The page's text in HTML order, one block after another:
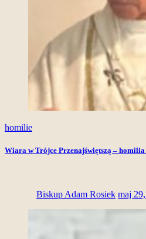
homilie
Wiara w Trójce Przenajświętszą –
Biskup Adam Rosiek maj